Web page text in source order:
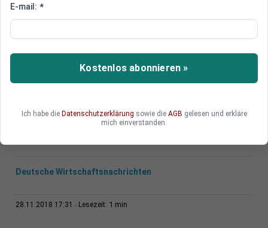
Spannungen mit der Ukraine
Russland will Krim mit S-400-
Raketen verteidigen
Nach Angaben des russischen
Ukraine-Krise die Krim-Brücke geschützt werden.
Deutsche Wirtschaftsnachrichten
28.11.2018 17:31 Lesezeit: 1 min
E-mail: *
Kostenlos abonnieren »
Ich habe die Datenschutzerklärung sowie die AGB gelesen und erkläre
mich einverstanden.